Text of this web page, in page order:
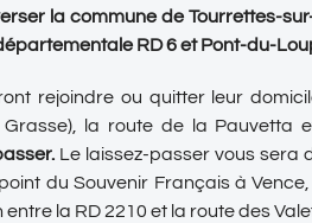
la commune de Tourrettes-
RD 6 et Pont-du-
rejoindre ou quitter leur
la route de la Pauvetta
. Le laissez-passer vous sera
du Souvenir Français à
la RD 2210 et la route des